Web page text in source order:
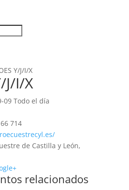
Y/J/I/X
J/I/X
09 Todo el día
714
de Castilla y León,
relacionados